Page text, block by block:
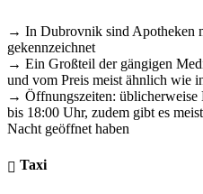
→ In Dubrovnik sind Apotheken
gekennzeichnet
→ Ein Großteil der gängigen
und vom Preis meist ähnlich wie
→ Öffnungszeiten:
bis 18:00 Uhr, zudem gibt es
Nacht geöffnet haben
Taxi